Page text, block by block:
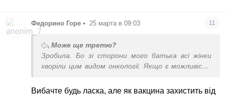
Федорино Горе • 25 марта в 09:03 11
Може ще третю?
Зробила. Бо зі сторони мого батька всі жінки
хворіли цим видом онкології. Якщо є можливість
Вибачте будь ласка, але як вакцина захистить від